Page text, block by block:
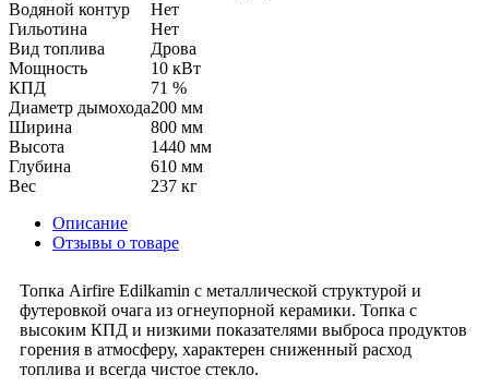
Водяной контур
Нет
Гильотина
Нет
Вид топлива
Дрова
Мощность
10 кВт
КПД
71 %
Диаметр дымохода200 мм
Ширина
800 мм
Высота
1440 мм
Глубина
610 мм
Вес
237 кг
Описание
Отзывы о товаре
Топка Airfire Edilkamin с металлической структурой и
футеровкой очага из огнеупорной керамики. Топка с
высоким КПД и низкими показателями выброса продуктов
горения в атмосферу, характерен сниженный расход
топлива и всегда чистое стекло.